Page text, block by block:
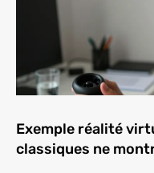
Exemple réalité
classiques ne